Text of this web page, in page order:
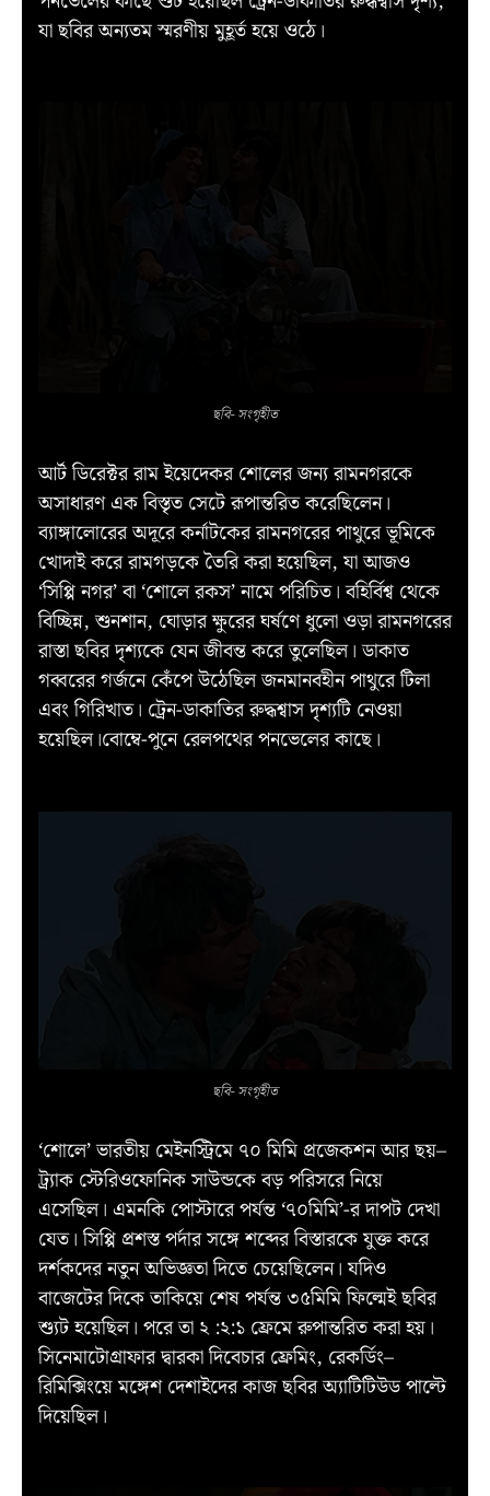
যা ছবির অন্যতম স্মরণীয় মুহূর্ত হয়ে ওঠে।
ছবি- সংগৃহীত
আর্ট ডিরেক্টর রাম ইয়েদেকর শোলের জন্য রামনগরকে
অসাধারণ এক বিস্তৃত সেটে রূপান্তরিত করেছিলেন।
ব্যাঙ্গালোরের অদূরে কর্নাটকের রামনগরের পাথুরে ভূমিকে
খোদাই করে রামগড়কে তৈরি করা হয়েছিল, যা আজও
‘সিপ্পি নগর’ বা ‘শোলে রকস’ নামে পরিচিত। বহির্বিশ্ব থেকে
বিচ্ছিন্ন, শুনশান, ঘোড়ার ক্ষুরের ঘর্ষণে ধুলো ওড়া রামনগরের
রাস্তা ছবির দৃশ্যকে যেন জীবন্ত করে তুলেছিল। ডাকাত
গব্বরের গর্জনে কেঁপে উঠেছিল জনমানবহীন পাথুরে টিলা
এবং গিরিখাত। ট্রেন-ডাকাতির রুদ্ধশ্বাস দৃশ্যটি নেওয়া
হয়েছিল।বোম্বে-পুনে রেলপথের পনভেলের কাছে।
ছবি- সংগৃহীত
‘শোলে’ ভারতীয় মেইনস্ট্রিমে ৭০ মিমি প্রজেকশন আর ছয়–
ট্র্যাক স্টেরিওফোনিক সাউন্ডকে বড় পরিসরে নিয়ে
এসেছিল। এমনকি পোস্টারে পর্যন্ত ‘৭০মিমি’-র দাপট দেখা
যেত। সিপ্পি প্রশস্ত পর্দার সঙ্গে শব্দের বিস্তারকে যুক্ত করে
দর্শকদের নতুন অভিজ্ঞতা দিতে চেয়েছিলেন। যদিও
বাজেটের দিকে তাকিয়ে শেষ পর্যন্ত ৩৫মিমি ফিল্মেই ছবির
শ্যুট হয়েছিল। পরে তা ২ :২:১ ফ্রেমে রুপান্তরিত করা হয়।
সিনেমাটোগ্রাফার দ্বারকা দিবেচার ফ্রেমিং, রেকর্ডিং–
রিমিক্সিংয়ে মঙ্গেশ দেশাইদের কাজ ছবির অ্যাটিটিউড পাল্টে
দিয়েছিল।